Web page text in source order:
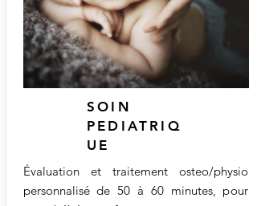
SOIN
PEDIATRIQ
UE
Évaluation et traitement osteo/physio
personnalisé de 50 à 60 minutes, pour